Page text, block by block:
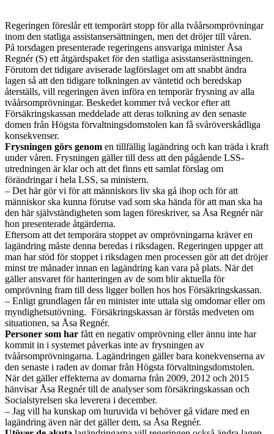
Regeringen föreslår ett temporärt stopp för alla tvåårsomprövningar
inom den statliga assistansersättningen, men det dröjer till våren.
På torsdagen presenterade regeringens ansvariga minister Åsa
Regnér (S) ett åtgärdspaket för den statliga asisstanserästtningen.
Förutom det tidigare aviserade lagförslaget om att snabbt ändra
lagen så att den tidigare tolkningen av väntetid och beredskap
återställs, vill regeringen även införa en temporär frysning av alla
tvåårsomprövningar. Beskedet kommer två veckor efter att
Försäkringskassan meddelade att deras tolkning av den senaste
domen från Högsta förvaltningsdomstolen kan få svåröverskådliga
konsekvenser.
Frysningen görs genom en tillfällig lagändring och kan träda i kraft
under våren. Frysningen gäller till dess att den pågående LSS-
utredningen är klar och att det finns ett samlat förslag om
förändringar i hela LSS, sa ministern.
– Det här gör vi för att människors liv ska gå ihop och för att
människor ska kunna förutse vad som ska hända för att man ska ha
den här självständigheten som lagen föreskriver, sa Åsa Regnér när
hon presenterade åtgärderna.
Eftersom att det temporära stoppet av omprövningarna kräver en
lagändring måste denna beredas i riksdagen. Regeringen uppger att
man har stöd för stoppet i riksdagen men processen gör att det dröjer
minst tre månader innan en lagändring kan vara på plats. När det
gäller ansvaret för hanteringen av de som blir aktuella för
omprövning fram till dess ligger bollen hos hos Försäkringskassan.
– Enligt grundlagen får en minister inte uttala sig omdomar eller om
myndighetsutövning. Försäkringskassan är förstås medveten om
situationen, sa Åsa Regnér.
Personer som har fått en negativ omprövning eller ännu inte har
kommit in i systemet påverkas inte av frysningen av
tvåårsomprövningarna. Lagändringen gäller bara konekvenserna av
den senaste i raden av domar från Högsta förvaltningsdomstolen.
När det gäller effekterna av domarna från 2009, 2012 och 2015
hänvisar Åsa Regnér till de analyser som försäkringskassan och
Socialstyrelsen ska leverera i december.
– Jag vill ha kunskap om huruvida vi behöver gå vidare med en
lagändring även när det gäller dem, sa Åsa Regnér.